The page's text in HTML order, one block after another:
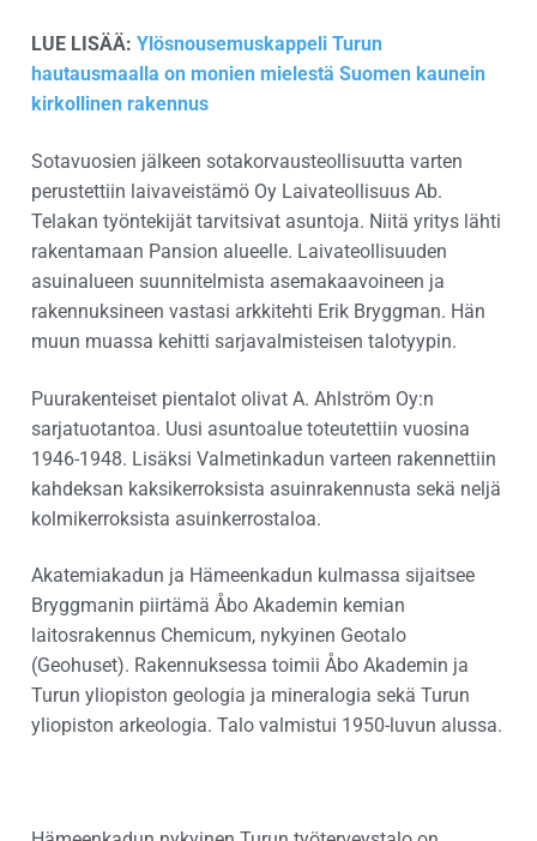
LUE LISÄÄ: Ylösnousemuskappeli Turun
hautausmaalla on monien mielestä Suomen kaunein
kirkollinen rakennus
Sotavuosien jälkeen sotakorvausteollisuutta varten
perustettiin laivaveistämö Oy Laivateollisuus Ab.
Telakan työntekijät tarvitsivat asuntoja. Niitä yritys lähti
rakentamaan Pansion alueelle. Laivateollisuuden
asuinalueen suunnitelmista asemakaavoineen ja
rakennuksineen vastasi arkkitehti Erik Bryggman. Hän
muun muassa kehitti sarjavalmisteisen talotyypin.
Puurakenteiset pientalot olivat A. Ahlström Oy:n
sarjatuotantoa. Uusi asuntoalue toteutettiin vuosina
1946-1948. Lisäksi Valmetinkadun varteen rakennettiin
kahdeksan kaksikerroksista asuinrakennusta sekä neljä
kolmikerroksista asuinkerrostaloa.
Akatemiakadun ja Hämeenkadun kulmassa sijaitsee
Bryggmanin piirtämä Åbo Akademin kemian
laitosrakennus Chemicum, nykyinen Geotalo
(Geohuset). Rakennuksessa toimii Åbo Akademin ja
Turun yliopiston geologia ja mineralogia sekä Turun
yliopiston arkeologia. Talo valmistui 1950-luvun alussa.